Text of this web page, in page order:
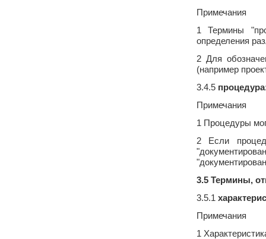
Примечания
1 Термины
определения
2 Для
(например
3.4.5
Примечания
1 Процедуры
2 Если
3.5 Термины,
3.5.1
Примечания
1